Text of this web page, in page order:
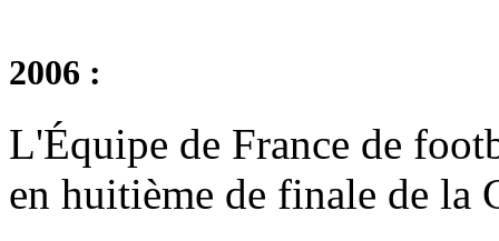
2006 :
L'Équipe de France de
en huitième de finale de la